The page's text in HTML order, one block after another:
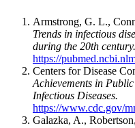
Armstrong, G. L.,
Trends in infectious
during the 20th century.
https://
Centers for Disease
Achievements in
Infectious Diseases.
https://www.cdc.gov/
Galazka, A.,